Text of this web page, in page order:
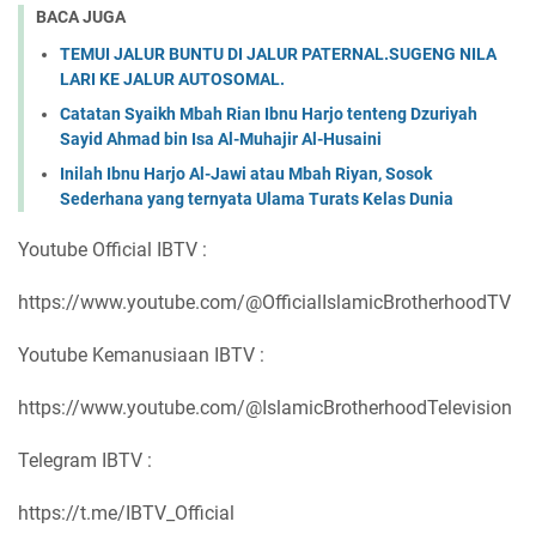
BACA JUGA
TEMUI JALUR BUNTU DI JALUR PATERNAL.SUGENG NILA
LARI KE JALUR AUTOSOMAL.
Catatan Syaikh Mbah Rian Ibnu Harjo tenteng Dzuriyah
Sayid Ahmad bin Isa Al-Muhajir Al-Husaini
Inilah Ibnu Harjo Al-Jawi atau Mbah Riyan, Sosok
Sederhana yang ternyata Ulama Turats Kelas Dunia
Youtube Official IBTV :
https://www.youtube.com/@OfficialIslamicBrotherhoodTV
Youtube Kemanusiaan IBTV :
https://www.youtube.com/@IslamicBrotherhoodTelevision
Telegram IBTV :
https://t.me/IBTV_Official